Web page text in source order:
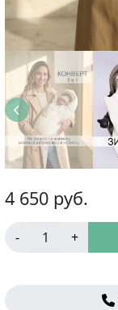
4 650 руб.
-
+